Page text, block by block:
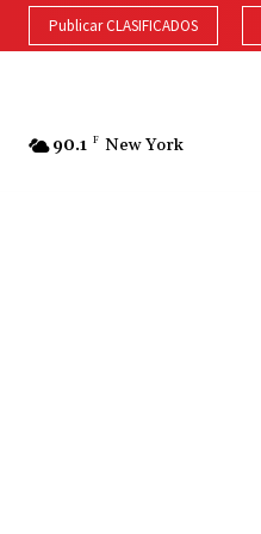
Publicar CLASIFICADOS
90.1 F New York